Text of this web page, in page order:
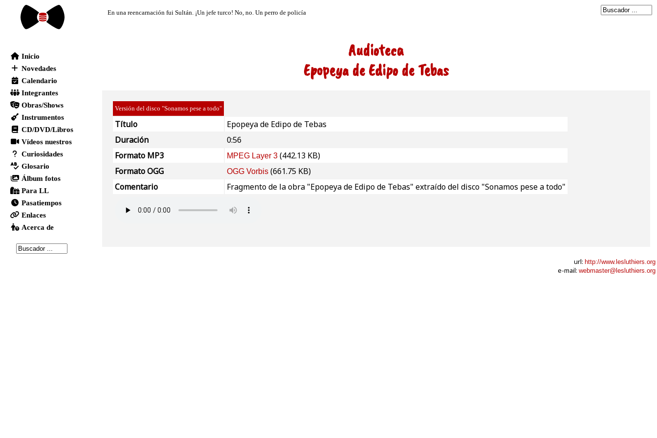
Audioteca
Epopeya de Edipo de Tebas
Versión del disco "Sonamos pese a todo"
Título
Epopeya de Edipo de Tebas
Duración
0:56
Formato MP3
MPEG Layer 3 (442.13 KB)
Formato OGG
OGG Vorbis (661.75 KB)
Comentario
Fragmento de la obra "Epopeya de Edipo de Tebas" extraído del disco "Sonamos pese a todo"
url: http://www.lesluthiers.org
e-mail: webmaster@lesluthiers.org